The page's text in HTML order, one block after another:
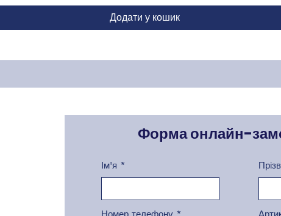
Додати у кошик
Форма онлайн-
Ім'я
Номер телефону